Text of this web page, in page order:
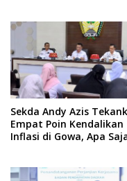
Jalur Musyawarah,
Ingatkan Soal Adat dan
Adab
Sekda Andy Azis
Empat Poin Kendalikan
Inflasi di Gowa, Apa